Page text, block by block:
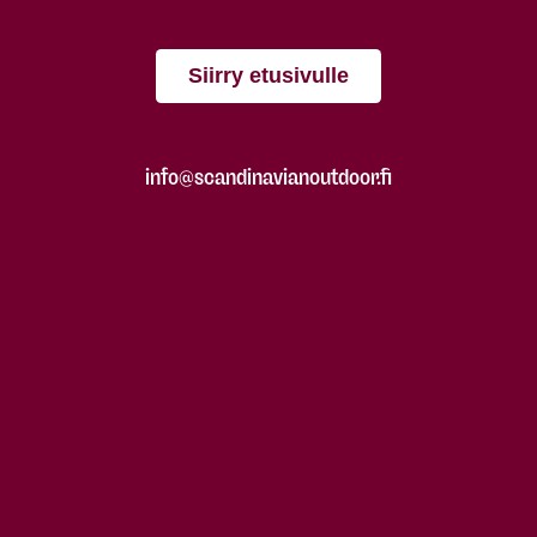
Siirry etusivulle
info@scandinavianoutdoor.fi